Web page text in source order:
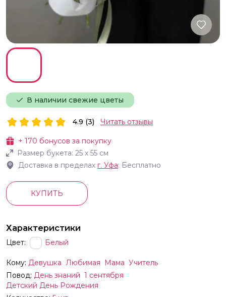
В наличии свежие цветы
+ 170 бонусов за покупку
Размер букета: 25 х 55 см
Доставка в пределах г. Уфа: Бесплатно
4.9 (3) Читать отзывы
КУПИТЬ
Характеристики
Цвет: Белый
Кому: Девушка Любимая Мама Учитель
Повод: День знаний 1 сентября
Детский День Рождения